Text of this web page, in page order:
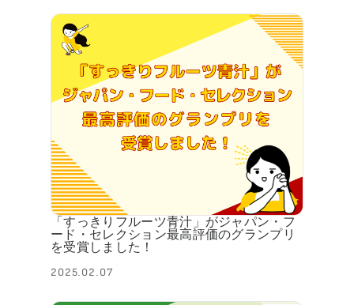
「すっきりフルーツ青汁」がジャパン・フ
ード・セレクション最高評価のグランプリ
を受賞しました！
2025.02.07